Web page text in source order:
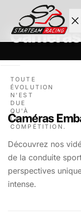
ROULAGE
NEWS
L'ECURIE
BOUTIQUE
TOUTE
ÉVOLUTION
N'EST
DUE
QU'À
LA
COMPÉTITION.
ACTUALITÉS·1
Caméras
Découvrez nos
de la conduite
perspectives
intense.